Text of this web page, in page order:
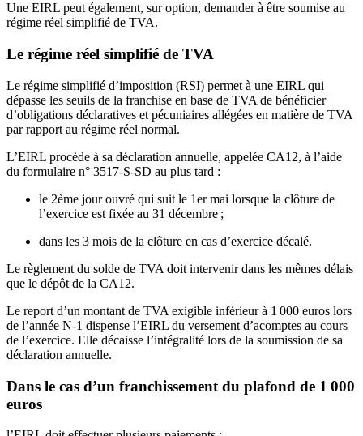
Une EIRL peut également, sur option, demander à être soumise au
régime réel simplifié de TVA.
Le régime réel simplifié de TVA
Le régime simplifié d’imposition (RSI) permet à une EIRL qui
dépasse les seuils de la franchise en base de TVA de bénéficier
d’obligations déclaratives et pécuniaires allégées en matière de TVA
par rapport au régime réel normal.
L’EIRL procède à sa déclaration annuelle, appelée CA12, à l’aide
du formulaire n° 3517-S-SD au plus tard :
le 2ème jour ouvré qui suit le 1er mai lorsque la clôture de
l’exercice est fixée au 31 décembre ;
dans les 3 mois de la clôture en cas d’exercice décalé.
Le règlement du solde de TVA doit intervenir dans les mêmes délais
que le dépôt de la CA12.
Le report d’un montant de TVA exigible inférieur à 1 000 euros lors
de l’année N-1 dispense l’EIRL du versement d’acomptes au cours
de l’exercice. Elle décaisse l’intégralité lors de la soumission de sa
déclaration annuelle.
Dans le cas d’un franchissement du plafond de 1 000
euros